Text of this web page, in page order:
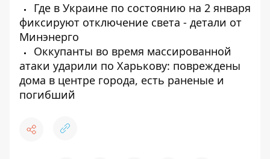
Где в Украине по состоянию на 2 января
фиксируют отключение света - детали от
Минэнерго
Оккупанты во время массированной
атаки ударили по Харькову: повреждены
дома в центре города, есть раненые и
погибший